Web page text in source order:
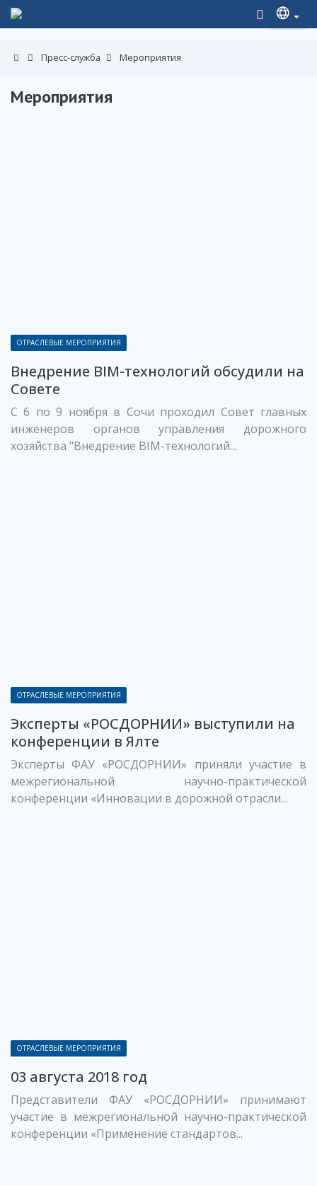
Пресс-служба Мероприятия
Мероприятия
ОТРАСЛЕВЫЕ МЕРОПРИЯТИЯ
Внедрение BIM-технологий обсудили на
Совете
С 6 по 9 ноября в Сочи проходил Совет главных
инженеров органов управления дорожного
хозяйства "Внедрение BIM-технологий...
ОТРАСЛЕВЫЕ МЕРОПРИЯТИЯ
Эксперты «РОСДОРНИИ» выступили на
конференции в Ялте
Эксперты ФАУ «РОСДОРНИИ» приняли участие в
межрегиональной научно-практической
конференции «Инновации в дорожной отрасли...
ОТРАСЛЕВЫЕ МЕРОПРИЯТИЯ
03 августа 2018 год
Представители ФАУ «РОСДОРНИИ» принимают
участие в межрегиональной научно-практической
конференции «Применение стандартов...